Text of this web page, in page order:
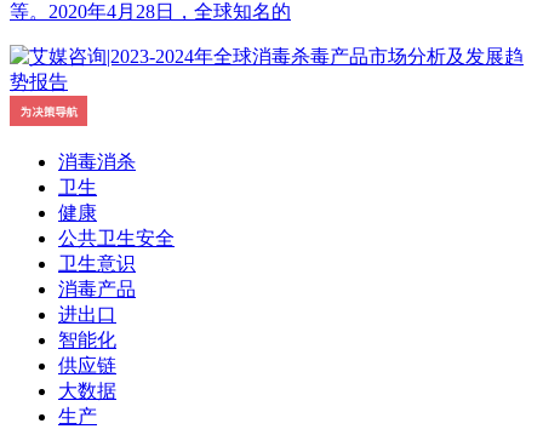
等。2020年4月28日，全球知名的
消毒消杀
卫生
健康
公共卫生安全
卫生意识
消毒产品
进出口
智能化
供应链
大数据
生产